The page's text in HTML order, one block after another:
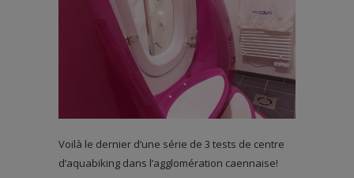
Voilà le dernier d’une série de 3 tests de centre
d’aquabiking dans l’agglomération caennaise!